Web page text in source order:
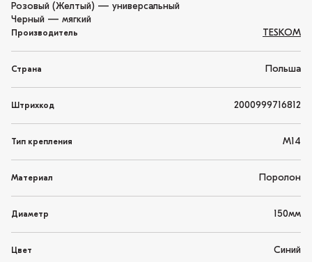
Розовый (Желтый) — универсальный
Черный — мягкий
Производитель TESKOM
Страна Польша
Штрихкод 2000999716812
Тип крепления М14
Материал Поролон
Диаметр 150мм
Цвет Синий